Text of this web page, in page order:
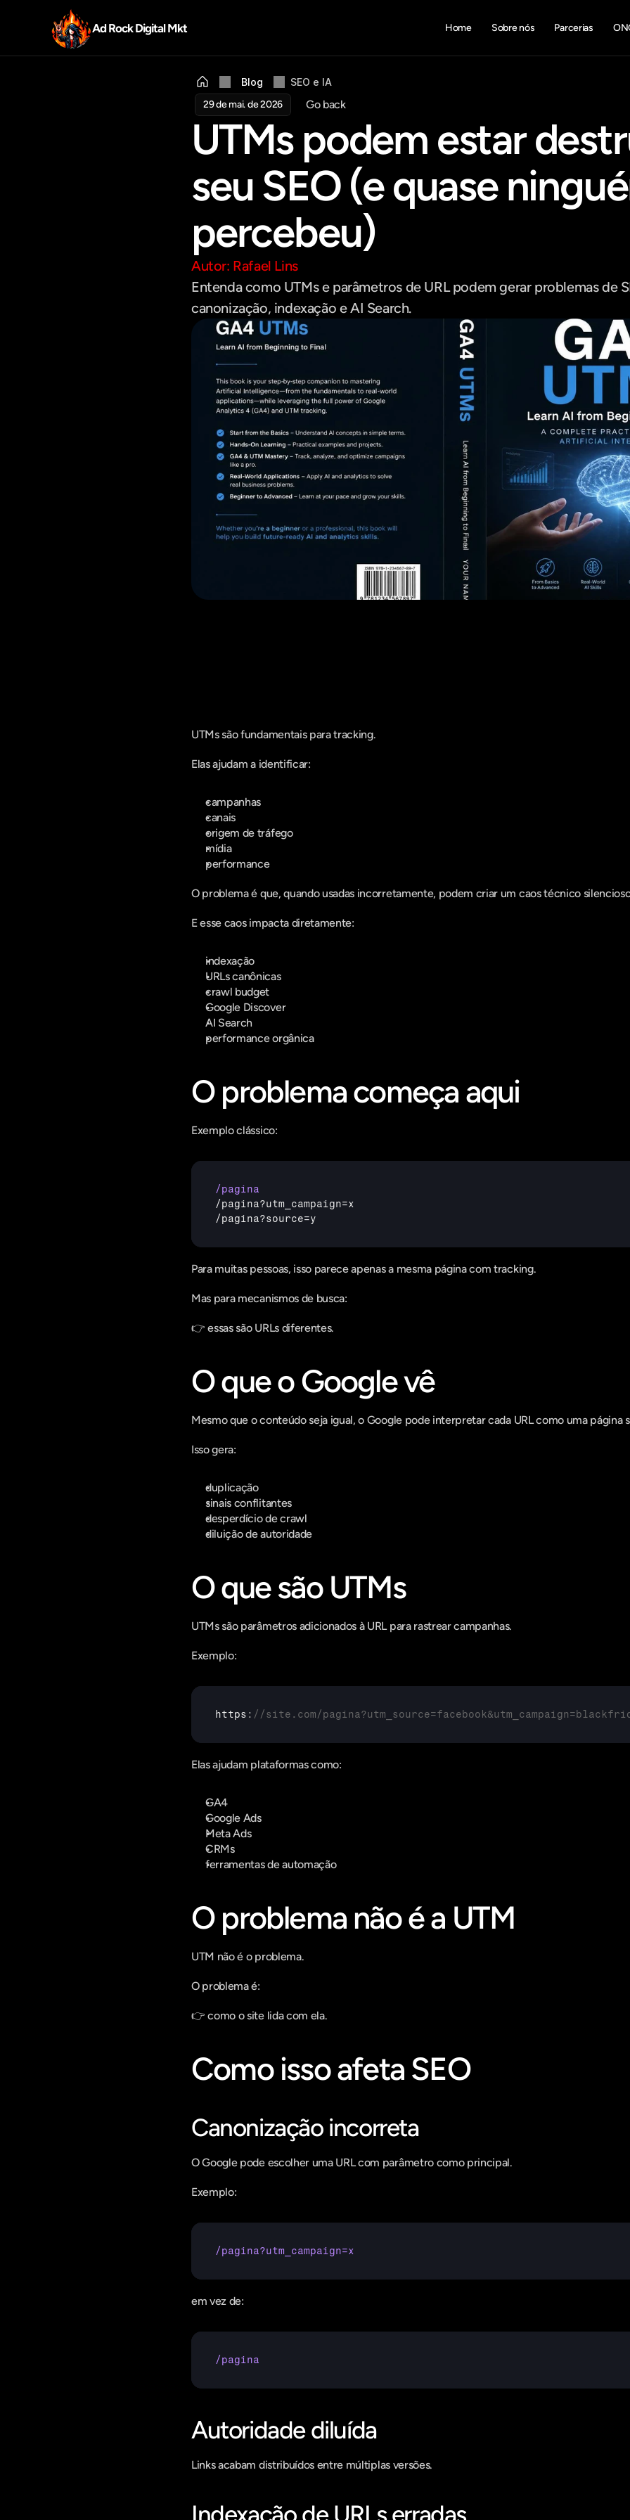
Ad Rock Digital Mkt Home Sobre nós Parcerias
Blog
SEO e IA
29 de mai. de 2026
Go back
UTMs podem estar
seu SEO (e quase
percebeu)
Autor: Rafael Lins
Entenda como UTMs e parâmetros de URL podem gerar problemas de
canonização, indexação e AI Search.
UTMs são fundamentais para tracking.
Elas ajudam a identificar:
campanhas
canais
origem de tráfego
mídia
performance
O problema é que, quando usadas incorretamente, podem criar um caos técnico
E esse caos impacta diretamente:
indexação
URLs canônicas
crawl budget
Google Discover
AI Search
performance orgânica
O problema começa aqui
Exemplo clássico:
/pagina
/pagina?utm_campaign=x
/pagina?source=y
Para muitas pessoas, isso parece apenas a mesma página com tracking.
Mas para mecanismos de busca:
👉 essas são URLs diferentes.
O que o Google vê
Mesmo que o conteúdo seja igual, o Google pode interpretar cada URL como uma página
Isso gera:
duplicação
sinais conflitantes
desperdício de crawl
diluição de autoridade
O que são UTMs
UTMs são parâmetros adicionados à URL para rastrear campanhas.
Exemplo:
https : //site.com/
Elas ajudam plataformas como:
GA4
Google Ads
Meta Ads
CRMs
ferramentas de automação
O problema não é a UTM
UTM não é o problema.
O problema é:
👉 como o site lida com ela.
Como isso afeta SEO
Canonização incorreta
O Google pode escolher uma URL com parâmetro como principal.
Exemplo:
/pagina?utm_campaign=x
em vez de:
/pagina
Autoridade diluída
Links acabam distribuídos entre múltiplas versões.